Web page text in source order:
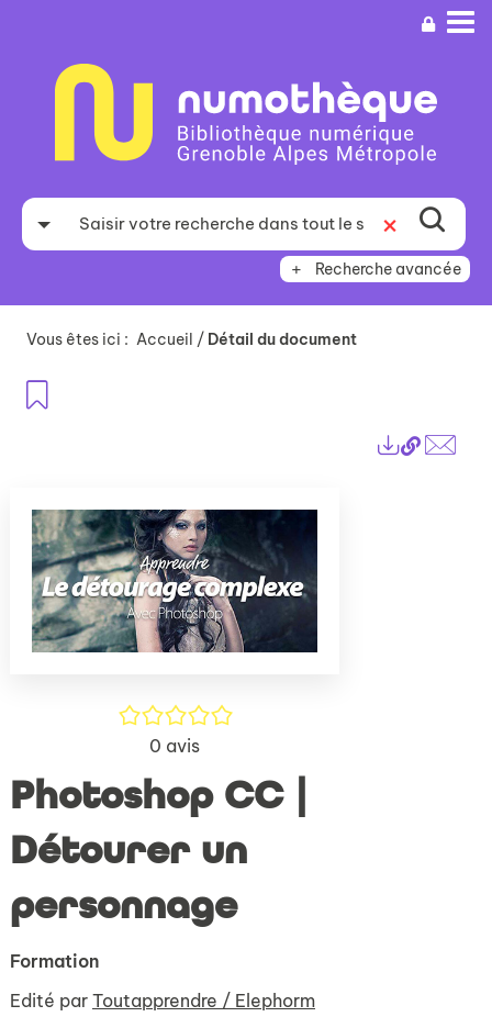
recherche
Recherche avancée
Vous êtes ici : Accueil / Détail du document
Lien
/5
0 avis
Photoshop CC |
Détourer un
personnage
Formation
Edité par Toutapprendre / Elephorm